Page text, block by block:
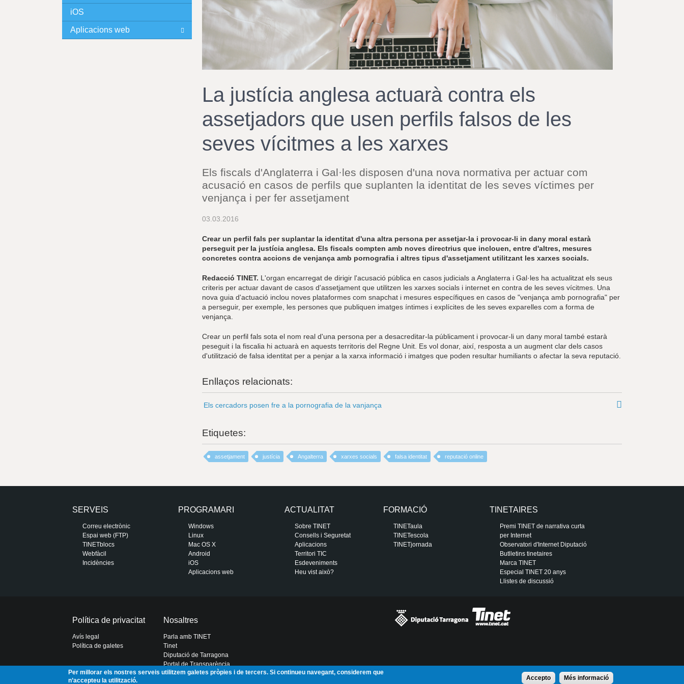
l
I
N
La justícia anglesa actuarà contra els
assetjadors que usen perfils falsos de les
seves vícitmes a les xarxes
Els fiscals d'Anglaterra i Gal·les disposen d'una nova normativa per actuar com
acusació en casos de perfils que suplanten la identitat de les seves víctimes per
venjança i per fer assetjament
03.03.2016
Crear un perfil fals per suplantar la identitat d'una altra persona per assetjar-la i provocar-li in dany moral estarà
perseguit per la justícia anglesa. Els fiscals compten amb noves directrius que inclouen, entre d'altres, mesures
concretes contra accions de venjança amb pornografia i altres tipus d'assetjament utilitzant les xarxes socials.
Redacció TINET. L'organ encarregat de dirigir l'acusació pública en casos judicials a Anglaterra i Gal·les ha actualitzat els seus
criteris per actuar davant de casos d'assetjament que utilitzen les xarxes socials i internet en contra de les seves vícitmes. Una
nova guia d'actuació inclou noves plataformes com snapchat i mesures específiques en casos de "venjança amb pornografia" per
a perseguir, per exemple, les persones que publiquen imatges íntimes i explícites de les seves exparelles com a forma de
venjança.
Crear un perfil fals sota el nom real d'una persona per a desacreditar-la públicament i provocar-li un dany moral també estarà
peseguit i la fiscalia hi actuarà en aquests territoris del Regne Unit. Es vol donar, així, resposta a un augment clar dels casos
d'utilització de falsa identitat per a penjar a la xarxa informació i imatges que poden resultar humiliants o afectar la seva reputació.
Enllaços relacionats:
Els cercadors posen fre a la pornografia de la vanjança
Etiquetes:
assetjament justícia Angalterra xarxes socials falsa identitat reputació online
iOS
Aplicacions web
SERVEIS
Correu electrònic
Espai web (FTP)
TINETblocs
Webfàcil
Incidències
PROGRAMARI
Windows
Linux
Mac OS X
Android
iOS
Aplicacions web
ACTUALITAT
Sobre TINET
Consells i Seguretat
Aplicacions
Territori TIC
Esdeveniments
Heu vist això?
FORMACIÓ
TINETaula
TINETescola
TINETjornada
TINETAIRES
Premi TINET de narrativa curta
per Internet
Observatori d'Internet Diputació
Butlletins tinetaires
Marca TINET
Especial TINET 20 anys
Llistes de discussió
Política de privacitat
Avís legal
Política de galetes
Nosaltres
Parla amb TINET
Tinet
Diputació de Tarragona
Portal de Transparència
Per millorar els nostres serveis utilitzem galetes pròpies i de tercers. Si continueu navegant, considerem que
n’accepteu la utilització.
Accepto Més informació